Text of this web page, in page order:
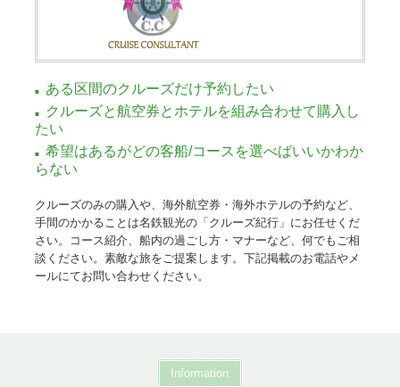
ある区間のクルーズだけ予約したい
クルーズと航空券とホテルを組み合わせて購入し
たい
希望はあるがどの客船/コースを選べばいいかわか
らない
クルーズのみの購入や、海外航空券・海外ホテルの予約など、
手間のかかることは名鉄観光の「クルーズ紀行」にお任せくだ
さい。コース紹介、船内の過ごし方・マナーなど、何でもご相
談ください。素敵な旅をご提案します。下記掲載のお電話やメ
ールにてお問い合わせください。
Information